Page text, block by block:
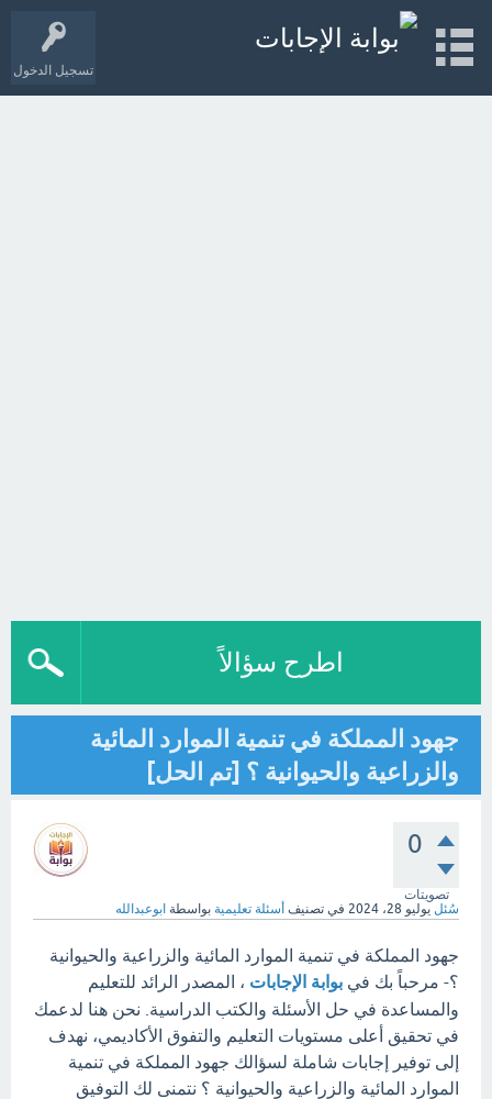
تسجيل الدخول
اطرح سؤالاً
جهود المملكة في تنمية الموارد المائية
والزراعية والحيوانية ؟ [تم الحل]
0
تصويتات
سُئل يوليو 28، 2024 في تصنيف أسئلة تعليمية بواسطة ابوعبدالله
جهود المملكة في تنمية الموارد المائية والزراعية والحيوانية
؟- مرحباً بك في بوابة الإجابات ، المصدر الرائد للتعليم
والمساعدة في حل الأسئلة والكتب الدراسية. نحن هنا لدعمك
في تحقيق أعلى مستويات التعليم والتفوق الأكاديمي، نهدف
إلى توفير إجابات شاملة لسؤالك جهود المملكة في تنمية
الموارد المائية والزراعية والحيوانية ؟ نتمنى لك التوفيق